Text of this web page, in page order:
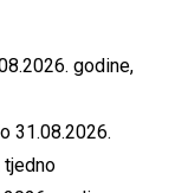
godine,
31.08.2026.
tjedno